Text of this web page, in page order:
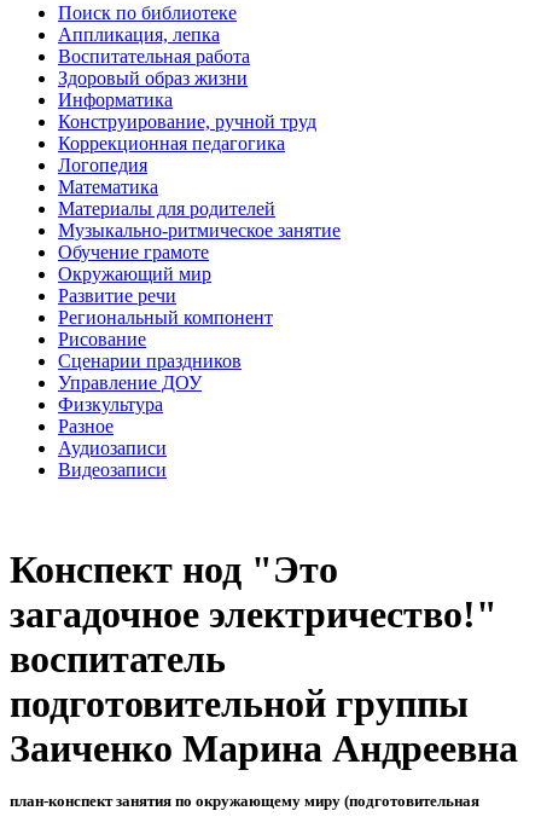
Поиск по библиотеке
Аппликация, лепка
Воспитательная работа
Здоровый образ жизни
Информатика
Конструирование, ручной труд
Коррекционная педагогика
Логопедия
Математика
Материалы для родителей
Музыкально-ритмическое занятие
Обучение грамоте
Окружающий мир
Развитие речи
Региональный компонент
Рисование
Сценарии праздников
Управление ДОУ
Физкультура
Разное
Аудиозаписи
Видеозаписи
Конспект нод "Это
загадочное электричество!"
воспитатель
подготовительной группы
Заиченко Марина Андреевна
план-конспект занятия по окружающему миру (подготовительная